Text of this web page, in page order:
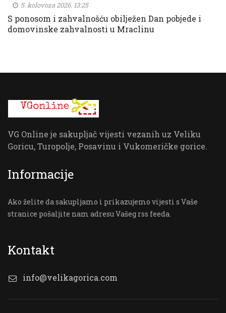
5. kolovoza 2026. 13:25
S ponosom i zahvalnošću obilježen Dan pobjede i
domovinske zahvalnosti u Mraclinu
VG Online je sakupljač vijesti vezanih uz Veliku
Goricu, Turopolje, Posavinu i Vukomeričke gorice.
Informacije
Ako želite da sakupljamo i prikazujemo vijesti s Vaše
stranice pošaljite nam adresu Vašeg rss feeda.
Kontakt
info@velikagorica.com